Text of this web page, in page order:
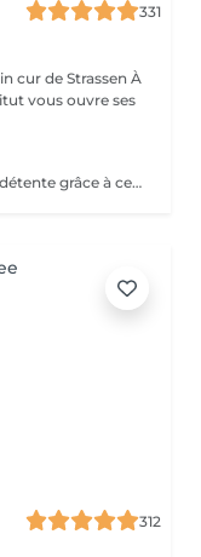
331
de Strassen À
vous ouvre ses
Plongez dans une profonde sensation de détente grâce à ce massage enveloppant réalisé avec des pierres volcaniques chaudes. La chaleur diffuse apaise les tensions musculaires, améliore la circulation et procure un bien-être incomparable. Un soin cocooning idéal pour relâcher le corps, calmer l'esprit et retrouver une harmonie totale.
312